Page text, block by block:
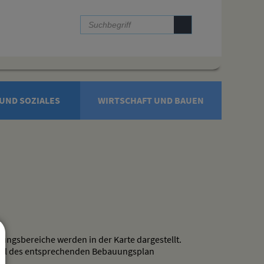
SOZIALES WIRTSCHAFT UND BAUEN
werden in der Karte dargestellt.
des entsprechenden Bebauungsplan